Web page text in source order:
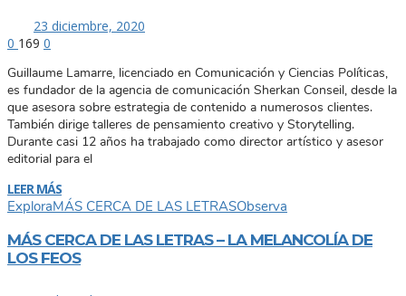
23 diciembre, 2020
0 169 0
Guillaume Lamarre, licenciado en Comunicación y Ciencias Políticas,
es fundador de la agencia de comunicación Sherkan Conseil, desde la
que asesora sobre estrategia de contenido a numerosos clientes.
También dirige talleres de pensamiento creativo y Storytelling.
Durante casi 12 años ha trabajado como director artístico y asesor
editorial para el
LEER MÁS
ExploraMÁS CERCA DE LAS LETRASObserva
MÁS CERCA DE LAS LETRAS – LA MELANCOLÍA DE
LOS FEOS